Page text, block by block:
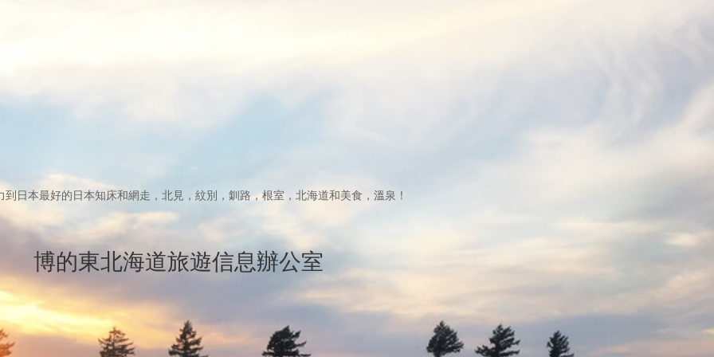
到日本最好的日本知床和網走，北見，紋別，釧路，根室，北海道和美食，溫泉！
博的東北海道旅遊信息辦公室